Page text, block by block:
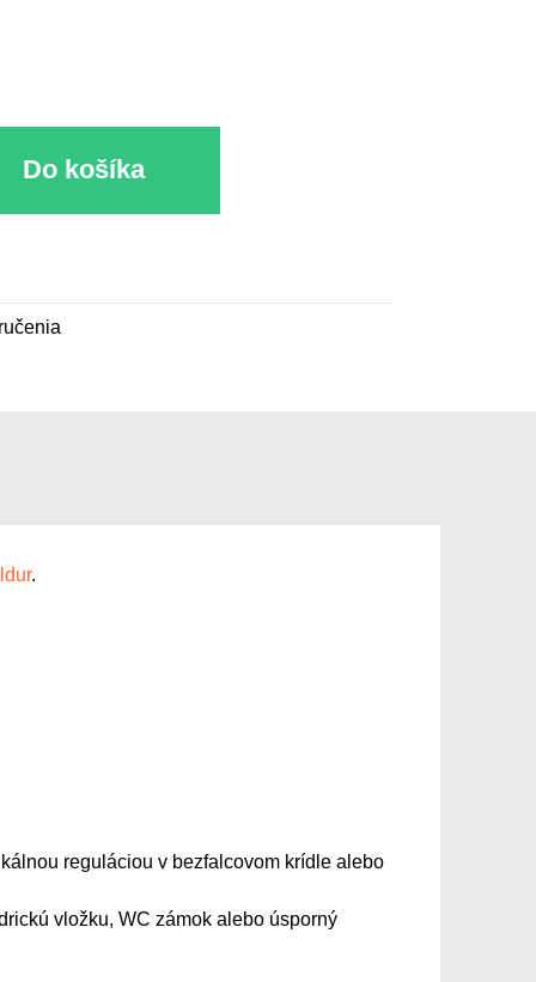
Do košíka
.
reguláciou v bezfalcovom krídle alebo
vložku, WC zámok alebo úsporný